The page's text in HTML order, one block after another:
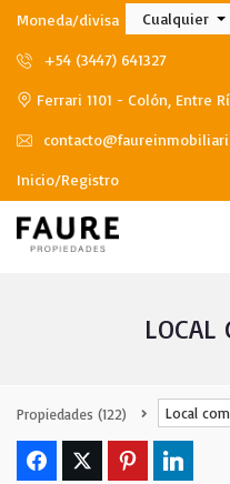
Moneda/divisa Cualquier
+54 (3447) 641327
Ferrari 1101 - Colón, Entre
Inicio/Registro
LOCAL
Propiedades (122) Local